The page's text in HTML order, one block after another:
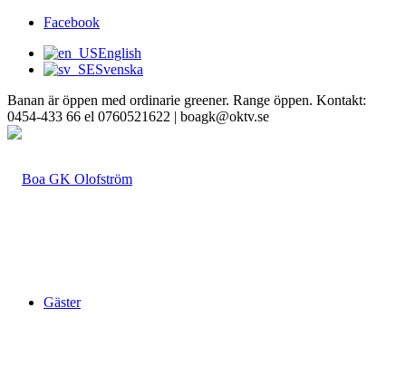
Facebook
English
Svenska
Banan är öppen med ordinarie greener. Range öppen. Kontakt:
0454-433 66 el 0760521622 | boagk@oktv.se
Gäster